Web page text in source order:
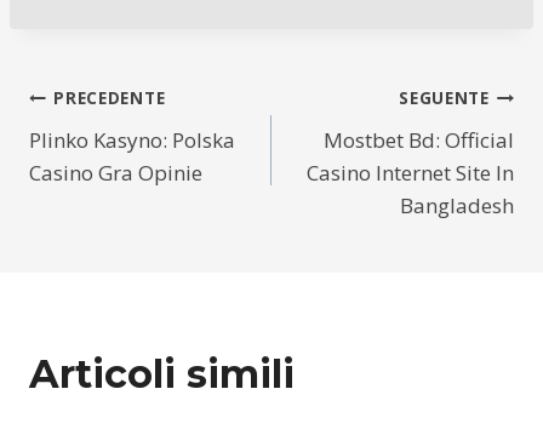
Navigazione
articoli
PRECEDENTE
Plinko Kasyno: Polska
Casino Gra Opinie
SEGUENTE
Mostbet Bd: Official
Casino Internet Site In
Bangladesh
Articoli simili